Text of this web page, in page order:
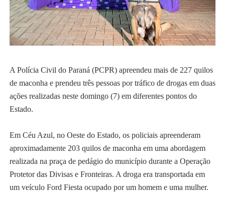
A Polícia Civil do Paraná (PCPR) apreendeu mais de 227 quilos
de maconha e prendeu três pessoas por tráfico de drogas em duas
ações realizadas neste domingo (7) em diferentes pontos do
Estado.
Em Céu Azul, no Oeste do Estado, os policiais apreenderam
aproximadamente 203 quilos de maconha em uma abordagem
realizada na praça de pedágio do município durante a Operação
Protetor das Divisas e Fronteiras. A droga era transportada em
um veículo Ford Fiesta ocupado por um homem e uma mulher.